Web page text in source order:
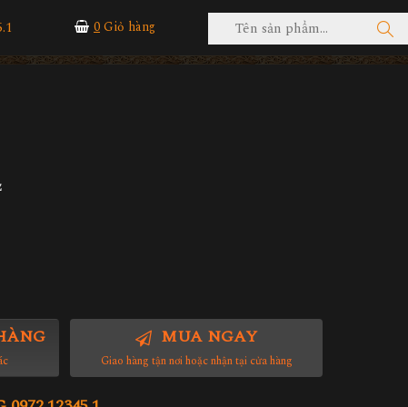
0Giỏ hàng
MUA NGAY
Giao hàng tận nơi hoặc nhận tại cửa hàng